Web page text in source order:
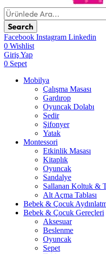
Search
Facebook Instagram Linkedin
0 Wishlist
Giriş Yap
0 Sepet
Mobilya
Çalışma Masası
Gardırop
⁠Oyuncak Dolabı
Sedir
Şifonyer
Yatak
Montessori
Etkinlik Masası
Kitaplık
Oyuncak
Sandalye
Sallanan Koltuk &
Alt Açma Tablası
Bebek & Çocuk
Bebek & Çocuk Gereçleri
Aksesuar
Beslenme
Oyuncak
Sepet